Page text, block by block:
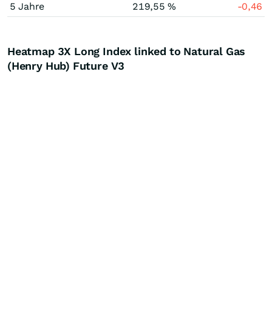
5 Jahre
219,55 % -0,46
Heatmap 3X Long Index linked to Natural Gas
(Henry Hub) Future V3